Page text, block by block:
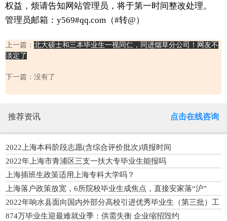
权益，烦请告知网站管理员，将于第一时间整改处理。
管理员邮箱：y569#qq.com（#转@）
上一篇： 北大硕士和三本毕业生一视同仁，同进烟草分公司！网友不
淡定了
下一篇：没有了
推荐资讯 点击在线咨询
2022上海本科阶段志愿(含综合评价批次)填报时间
2022年上海市青浦区三支一扶大专毕业生能报吗
上海插班生政策适用上海专科大学吗？
上海落户政策放宽，6所院校毕业生成焦点，直接安家落“沪”
2022年响水县面向国内外部分高校引进优秀毕业生（第三批）工
作公告
874万毕业生迎最难就业季：供需失衡 企业缩招毁约